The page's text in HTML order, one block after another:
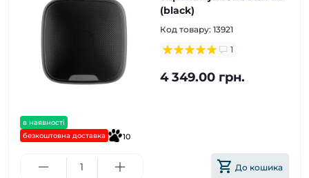
в наявності
безкоштовна доставка
10
(black)
Код товару: 13921
1
4 349.00 грн.
До кошика